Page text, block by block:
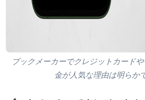
ブックメーカーでクレジットカード
金が人気な理由は明らか